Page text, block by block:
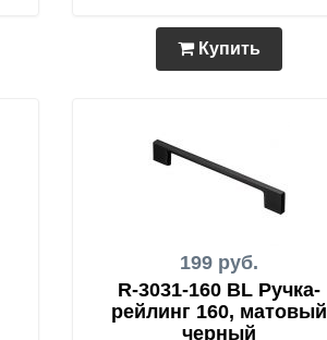
Купить
199 руб.
R-3031-160 BL Ручка-
рейлинг 160, матовый
черный